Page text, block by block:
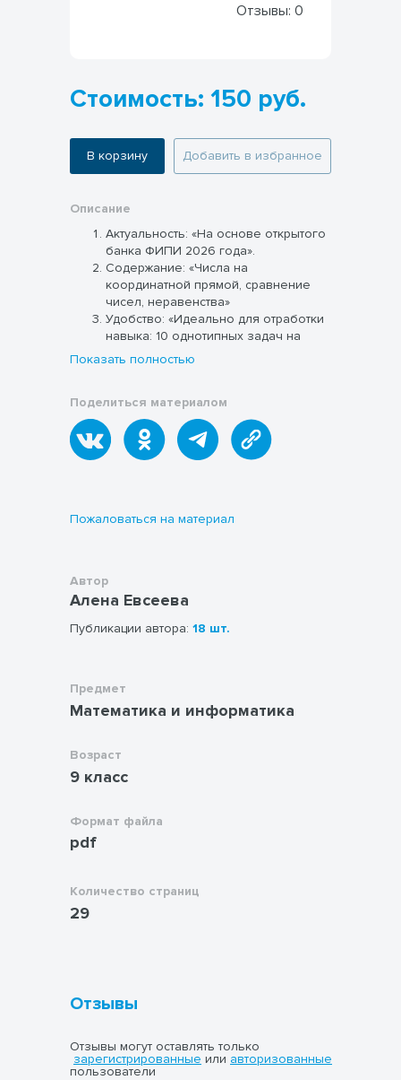
Отзывы: 0
Стоимость: 150 руб.
В корзину Добавить в избранное
Описание
Актуальность: «На основе открытого
банка ФИПИ 2026 года».
Содержание: «Числа на
координатной прямой, сравнение
чисел, неравенства»
Удобство: «Идеально для отработки
навыка: 10 однотипных задач на
Показать полностью
Поделиться материалом
Пожаловаться на материал
Автор
Алена Евсеева
Публикации автора: 18 шт.
Предмет
Математика и информатика
Возраст
9 класс
Формат файла
pdf
Количество страниц
29
Отзывы
Отзывы могут оставлять только
зарегистрированные или авторизованные
пользователи